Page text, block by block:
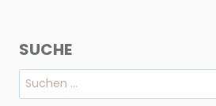
SUCHE
Suchen
nach: